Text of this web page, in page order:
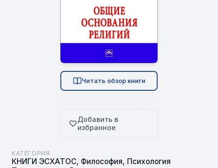
Читать обзор книги
Добавить в
избранное
КАТЕГОРИЯ
КНИГИ ЭСХАТОС, Философия, Психология